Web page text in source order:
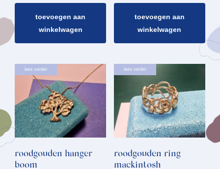
toevoegen aan
winkelwagen
toevoegen aan
winkelwagen
lees verder
roodgouden hanger
boom
lees verder
roodgouden ring
mackintosh